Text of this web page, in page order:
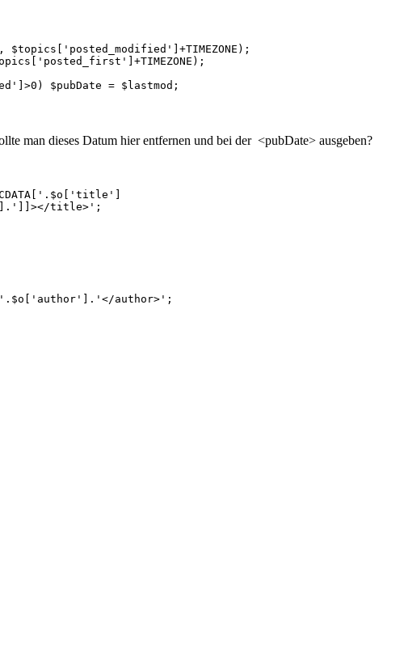
$topics['posted_modified']+TIMEZONE);
$pubDate = $lastmod;
man dieses Datum hier entfernen und bei der <pubDate> ausgeben?
title>';
author>';